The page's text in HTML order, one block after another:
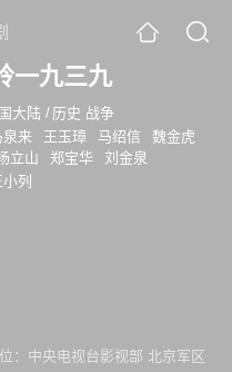
一九三九
大陆 / 历史 战争
泉来 王玉璋 马绍信
魏金虎
立山 郑宝华
刘金泉
小列
：中央电视台影视部 北京军区